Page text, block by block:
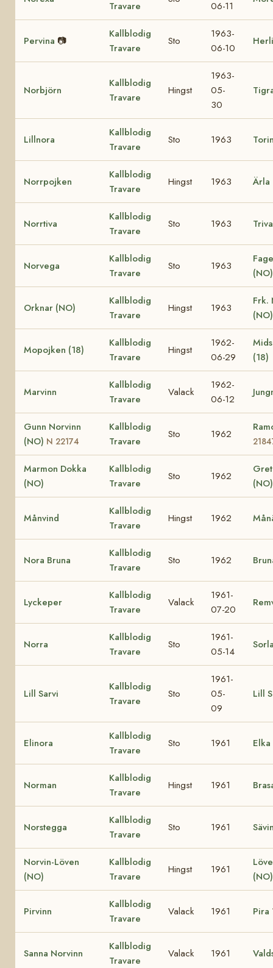
Travare 06-11
Pervina 📷
Kallblodig
Travare
Sto
1963-
06-10
Norbjörn
Kallblodig
Travare
Hingst
1963-
05-
30
Lillnora
Kallblodig
Travare
Sto 1963
Norrpojken
Kallblodig
Travare
Hingst 1963 Ärla
Norrtiva
Kallblodig
Travare
Sto 1963 Triva
Norvega
Kallblodig
Travare
Sto 1963
(NO)
Orknar (NO)
Kallblodig
Travare
Hingst 1963
Frk.
(NO)
Mopojken (18)
Kallblodig
Travare
Hingst
1962-
06-29
(18)
Marvinn
Kallblodig
Travare
Valack
1962-
06-12
Gunn Norvinn
(NO) N 22174
Kallblodig
Travare
Sto 1962
Marmon Dokka
(NO)
Kallblodig
Travare
Sto 1962
(NO)
Månvind
Kallblodig
Travare
Hingst 1962
Nora Bruna
Kallblodig
Travare
Sto 1962
Lyckeper
Kallblodig
Travare
Valack
1961-
07-20
Norra
Kallblodig
Travare
Sto
1961-
05-14
Lill Sarvi
Kallblodig
Travare
Sto
1961-
05-
09
Lill
Elinora
Kallblodig
Travare
Sto 1961 Elka
Norman
Kallblodig
Travare
Hingst 1961
Norstegga
Kallblodig
Travare
Sto 1961
Norvin-Löven
(NO)
Kallblodig
Travare
Hingst 1961
Pirvinn
Kallblodig
Travare
Valack 1961 Pira
Sanna Norvinn
Kallblodig
Travare
Valack 1961